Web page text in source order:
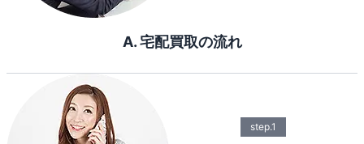
A. 宅配買取の流れ
step.1